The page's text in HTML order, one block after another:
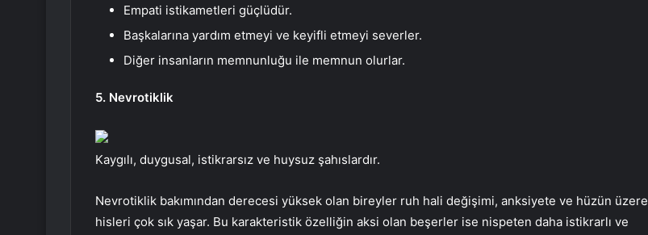
Empati istikametleri güçlüdür.
Başkalarına yardım etmeyi ve keyifli etmeyi severler.
Diğer insanların memnunluğu ile memnun olurlar.
5. Nevrotiklik
Kaygılı, duygusal, istikrarsız ve huysuz şahıslardır.
Nevrotiklik bakımından derecesi yüksek olan bireyler ruh hali değişimi, anksiyete ve hüzün üzere
hisleri çok sık yaşar. Bu karakteristik özelliğin aksi olan beşerler ise nispeten daha istikrarlı ve